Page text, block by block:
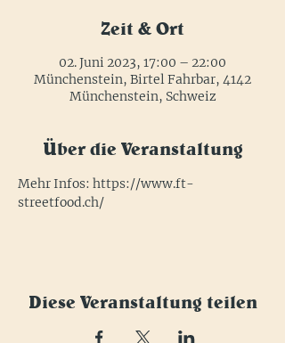
Zeit & Ort
02. Juni 2023, 17:00 – 22:00
Münchenstein, Birtel Fahrbar, 4142
Münchenstein, Schweiz
Über die Veranstaltung
Mehr Infos: https://www.ft-
streetfood.ch/
Diese Veranstaltung teilen